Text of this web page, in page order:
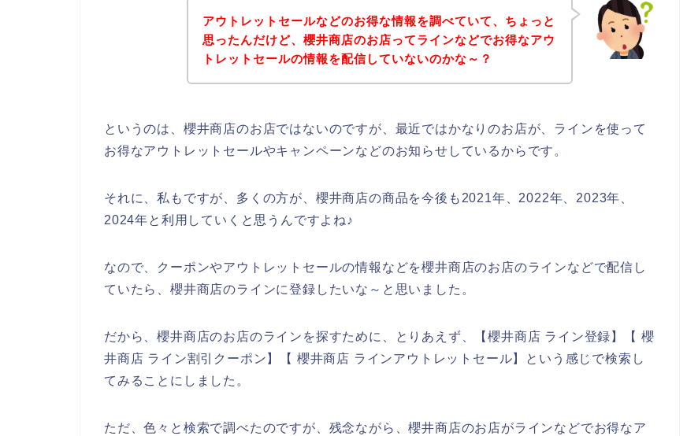
アウトレットセールなどのお得な情報を調べていて、ちょっと
思ったんだけど、櫻井商店のお店ってラインなどでお得なアウ
トレットセールの情報を配信していないのかな～？
というのは、櫻井商店のお店ではないのですが、最近ではかなりのお店が、ラインを使って
お得なアウトレットセールやキャンペーンなどのお知らせしているからです。
それに、私もですが、多くの方が、櫻井商店の商品を今後も2021年、2022年、2023年、
2024年と利用していくと思うんですよね♪
なので、クーポンやアウトレットセールの情報などを櫻井商店のお店のラインなどで配信し
ていたら、櫻井商店のラインに登録したいな～と思いました。
だから、櫻井商店のお店のラインを探すために、とりあえず、【櫻井商店 ライン登録】【 櫻
井商店 ライン割引クーポン】【 櫻井商店 ラインアウトレットセール】という感じで検索し
てみることにしました。
ただ、色々と検索で調べたのですが、残念ながら、櫻井商店のお店がラインなどでお得なア